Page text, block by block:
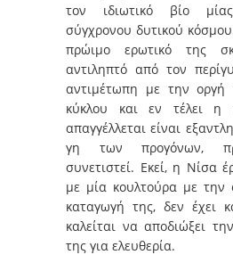
τον ιδιωτικό βίο
σύγχρονου δυτικού
πρώιμο ερωτικό της
αντιληπτό από τον
αντιμέτωπη με την οργή
κύκλου και εν τέλει η
απαγγέλλεται είναι
γη των προγόνων,
συνετιστεί. Εκεί, η Νίσα
με μία κουλτούρα με την
καταγωγή της, δεν έχει
καλείται να αποδιώξει
της για ελευθερία.